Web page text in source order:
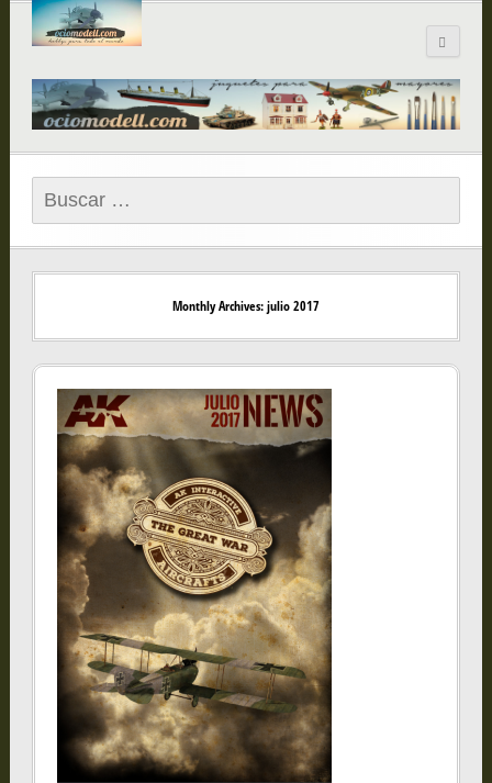
ociomodell.com
Buscar:
Monthly Archives: julio 2017